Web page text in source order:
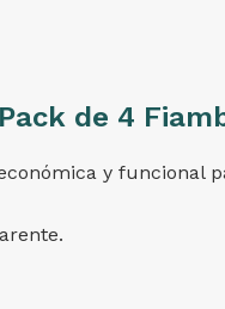
de 4
y funcional